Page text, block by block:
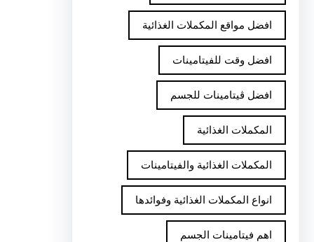
افضل مواقع المكملات الغذائية
افضل وقت للفيتامينات
افضل ڤيتامينات للجسم
المكملات الغذائية
المكملات الغذائية والفيتامينات
انواع المكملات الغذائية وفوائدها
اهم فيتامينات الجسم